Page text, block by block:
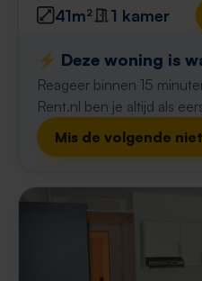
41m² 1 kamer
⚡️ Deze woning is
Reageer binnen 15
Rent.nl ben je altijd als
Mis de volgende